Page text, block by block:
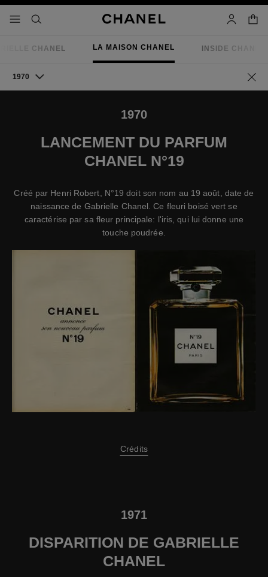
menu principal de navigation
- navigation principale
rechercher mon
panier
CHANEL LA MAISON CHANEL INSIDE CHANEL
1970
1970
LANCEMENT DU PARFUM
CHANEL N°19
Créé par Henri Robert, N°19 doit son nom au 19 août, date de
naissance de Gabrielle Chanel. Ce fleuri boisé vert se
caractérise par sa fleur principale: l'iris, qui lui donne une
touche poudrée.
Crédits
1971
DISPARITION DE GABRIELLE
CHANEL